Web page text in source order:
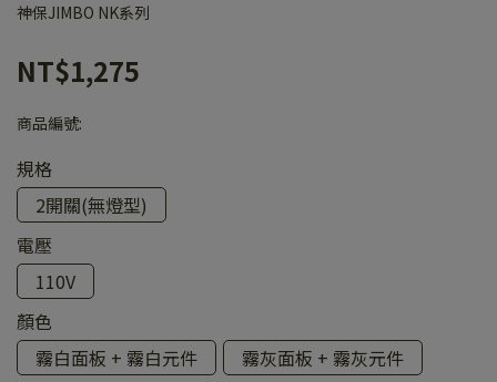
神保JIMBO NK系列
NT$1,275
商品編號:
規格
2開關(無燈型)
電壓
110V
顏色
霧白面板 + 霧白元件
霧灰面板 + 霧灰元件